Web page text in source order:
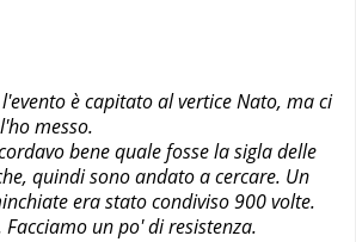
l'evento è capitato al vertice Nato, ma ci
messo.
bene quale fosse la sigla delle
quindi sono andato a cercare. Un
era stato condiviso 900 volte.
Facciamo un po' di resistenza.